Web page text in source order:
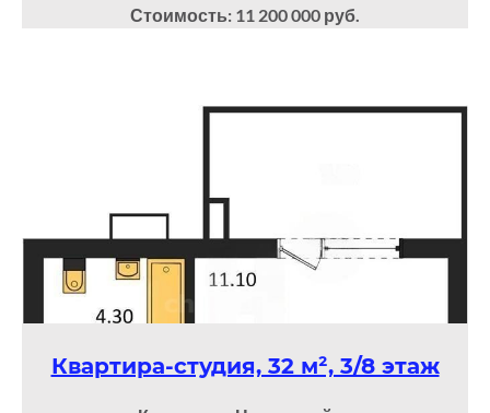
Стоимость: 11 200 000 руб.
Квартира-студия, 32 м², 3/8 этаж